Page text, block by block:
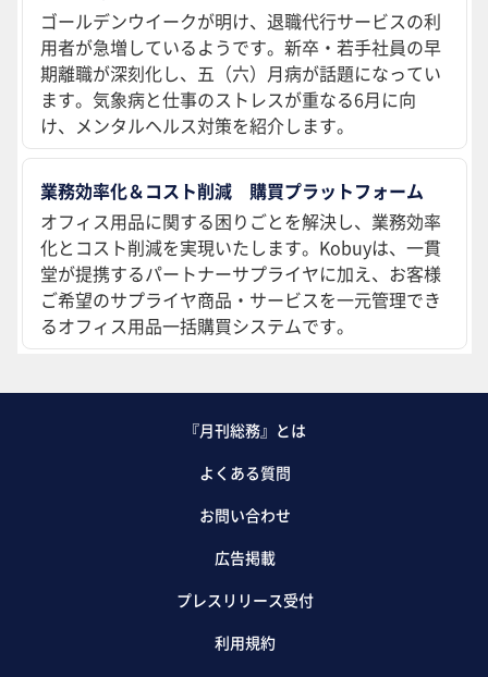
ゴールデンウイークが明け、退職代行サービスの利
用者が急増しているようです。新卒・若手社員の早
期離職が深刻化し、五（六）月病が話題になってい
ます。気象病と仕事のストレスが重なる6月に向
け、メンタルヘルス対策を紹介します。
業務効率化＆コスト削減 購買プラットフォーム
オフィス用品に関する困りごとを解決し、業務効率
化とコスト削減を実現いたします。Kobuyは、一貫
堂が提携するパートナーサプライヤに加え、お客様
ご希望のサプライヤ商品・サービスを一元管理でき
るオフィス用品一括購買システムです。
『月刊総務』とは
よくある質問
お問い合わせ
広告掲載
プレスリリース受付
利用規約